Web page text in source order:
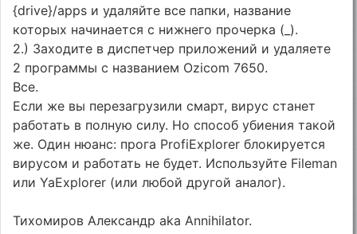
{drive}/apps и удаляйте все папки, название
которых начинается с нижнего прочерка (_).
2.) Заходите в диспетчер приложений и удаляете
2 программы с названием Ozicom 7650.
Все.
Если же вы перезагрузили смарт, вирус станет
работать в полную силу. Но способ убиения такой
же. Один нюанс: прога ProfiExplorer блокируется
вирусом и работать не будет. Используйте Fileman
или YaExplorer (или любой другой аналог).
Тихомиров Александр aka Annihilator.